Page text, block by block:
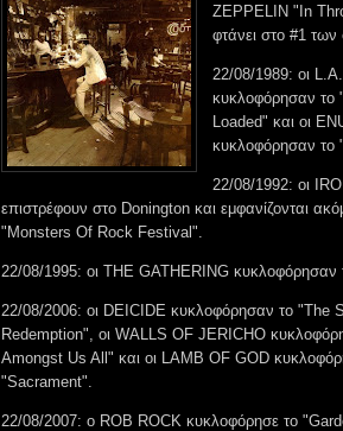
ZEPPELIN "In
φτάνει στο #1
22/08/1989: οι
κυκλοφόρησαν το
Loaded" και οι
κυκλοφόρησαν το
22/08/1992: οι
επιστρέφουν στο Donington και εμφανίζονται
"Monsters Of Rock Festival".
22/08/1995: οι THE GATHERING
22/08/2006: οι DEICIDE κυκλοφόρησαν το "The
Redemption", οι WALLS OF JERICHO
Amongst Us All" και οι LAMB OF GOD
"Sacrament".
22/08/2007: ο ROB ROCK κυκλοφόρησε το